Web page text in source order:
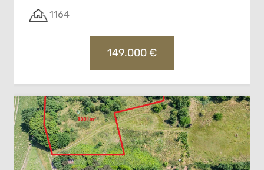
1164
149.000 €